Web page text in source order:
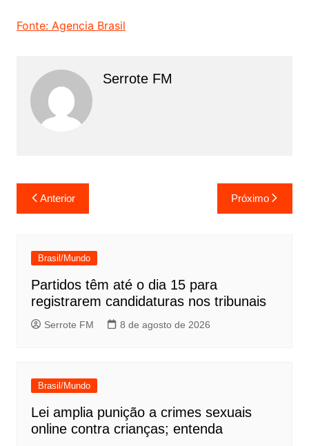
Fonte: Agencia Brasil
Serrote FM
Navegação
de
Anterior Próximo
Brasil/Mundo
Partidos têm até o dia 15 para
registrarem candidaturas nos tribunais
Serrote FM 8 de agosto de 2026
Brasil/Mundo
Lei amplia punição a crimes sexuais
online contra crianças; entenda